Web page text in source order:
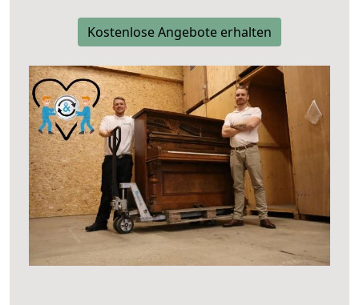
Kostenlose Angebote erhalten